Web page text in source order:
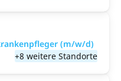
(m/w/d)
+8 weitere Standorte